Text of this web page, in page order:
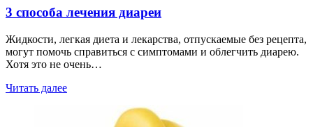
3 способа лечения диареи
Жидкости, легкая диета и лекарства, отпускаемые без рецепта,
могут помочь справиться с симптомами и облегчить диарею.
Хотя это не очень…
Читать далее